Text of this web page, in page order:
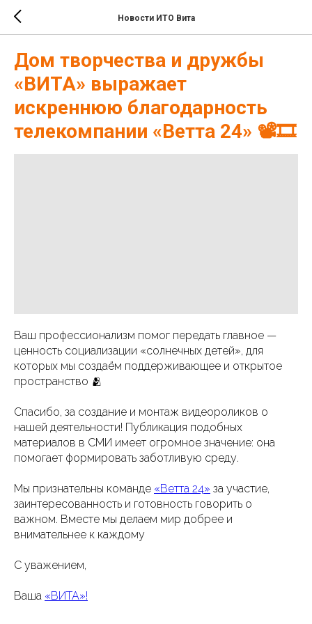
Новости ИТО Вита
Дом творчества и дружбы
«ВИТА» выражает
искреннюю благодарность
телекомпании «Ветта 24» 📽🎞
Ваш профессионализм помог передать главное —
ценность социализации «солнечных детей», для
которых мы создаём поддерживающее и открытое
пространство 🫂
Спасибо, за создание и монтаж видеороликов о
нашей деятельности! Публикация подобных
материалов в СМИ имеет огромное значение: она
помогает формировать заботливую среду.
Мы признательны команде «Ветта 24» за участие,
заинтересованность и готовность говорить о
важном. Вместе мы делаем мир добрее и
внимательнее к каждому
С уважением,
Ваша «ВИТА»!